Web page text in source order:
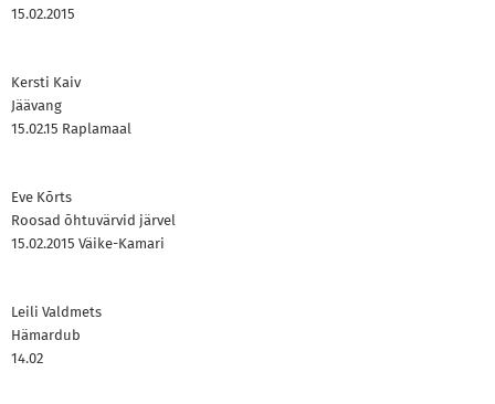
15.02.2015
Kersti Kaiv
Jäävang
15.02.15 Raplamaal
Eve Kõrts
Roosad õhtuvärvid järvel
15.02.2015 Väike-Kamari
Leili Valdmets
Hämardub
14.02